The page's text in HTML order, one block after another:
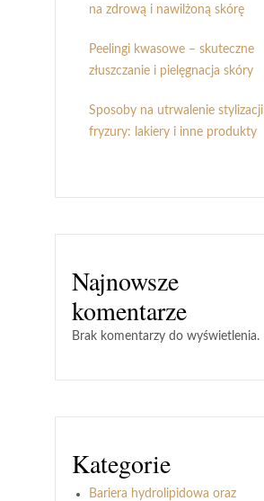
na zdrową i nawilżoną skórę
Peelingi kwasowe – skuteczne
złuszczanie i pielęgnacja skóry
Sposoby na utrwalenie stylizacji
fryzury: lakiery i inne produkty
Najnowsze
komentarze
Brak komentarzy do wyświetlenia.
Kategorie
Bariera hydrolipidowa oraz